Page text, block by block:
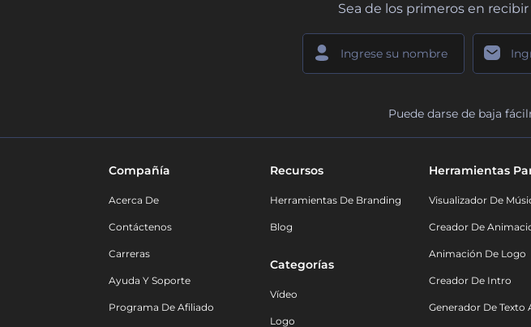
Sea de los primeros en
Puede darse de baja
Compañía
Acerca De
Contáctenos
Carreras
Ayuda Y Soporte
Programa De Afiliado
Recursos
Herramientas De Branding
Blog
Categorías
Vídeo
Logo
Herramientas
Visualizador De
Creador De
Animación De Logo
Creador De Intro
Generador De Texto